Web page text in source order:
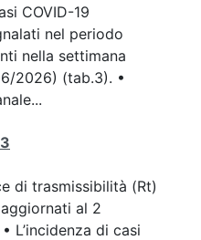
COVID-19
nel periodo
nella settimana
2026) (tab.3). •
di trasmissibilità (Rt)
al 2
L’incidenza di casi